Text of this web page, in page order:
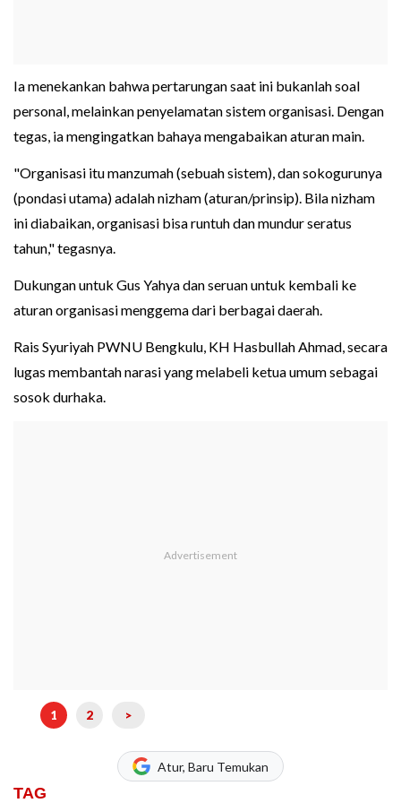
Ia menekankan bahwa pertarungan saat ini bukanlah soal
personal, melainkan penyelamatan sistem organisasi. Dengan
tegas, ia mengingatkan bahaya mengabaikan aturan main.
"Organisasi itu manzumah (sebuah sistem), dan sokogurunya
(pondasi utama) adalah nizham (aturan/prinsip). Bila nizham
ini diabaikan, organisasi bisa runtuh dan mundur seratus
tahun," tegasnya.
Dukungan untuk Gus Yahya dan seruan untuk kembali ke
aturan organisasi menggema dari berbagai daerah.
Rais Syuriyah PWNU Bengkulu, KH Hasbullah Ahmad, secara
lugas membantah narasi yang melabeli ketua umum sebagai
sosok durhaka.
1 2 >
Atur, Baru Temukan
TAG